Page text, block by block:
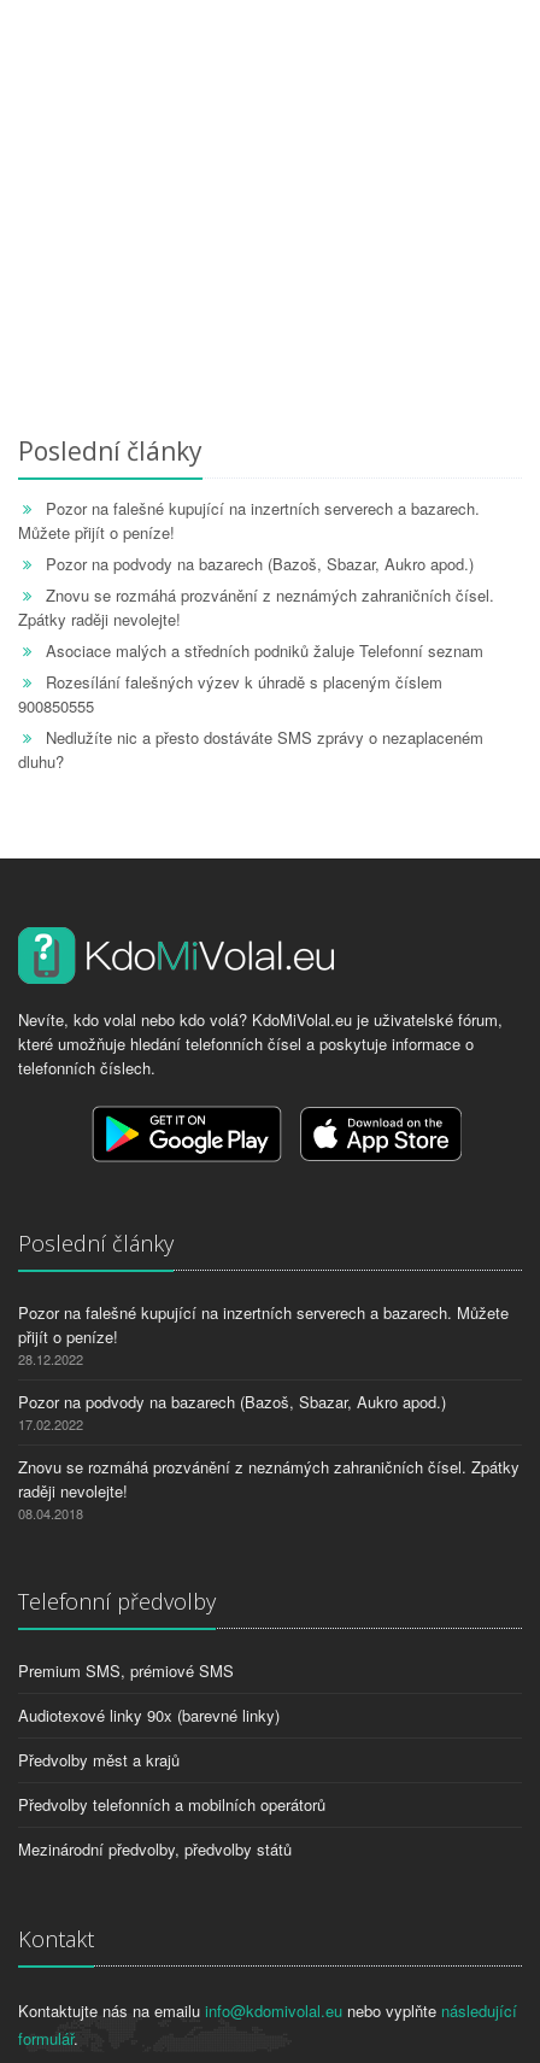
Poslední články
Pozor na falešné kupující na inzertních serverech a bazarech.
Můžete přijít o peníze!
Pozor na podvody na bazarech (Bazoš, Sbazar, Aukro apod.)
Znovu se rozmáhá prozvánění z neznámých zahraničních čísel.
Zpátky raději nevolejte!
Asociace malých a středních podniků žaluje Telefonní seznam
Rozesílání falešných výzev k úhradě s placeným číslem
900850555
Nedlužíte nic a přesto dostáváte SMS zprávy o nezaplaceném
dluhu?
Nevíte, kdo volal nebo kdo volá? KdoMiVolal.eu je uživatelské fórum,
které umožňuje hledání telefonních čísel a poskytuje informace o
telefonních číslech.
Poslední články
Pozor na falešné kupující na inzertních serverech a bazarech. Můžete
přijít o peníze!
28.12.2022
Pozor na podvody na bazarech (Bazoš, Sbazar, Aukro apod.)
17.02.2022
Znovu se rozmáhá prozvánění z neznámých zahraničních čísel. Zpátky
raději nevolejte!
08.04.2018
Telefonní předvolby
Premium SMS, prémiové SMS
Audiotexové linky 90x (barevné linky)
Předvolby měst a krajů
Předvolby telefonních a mobilních operátorů
Mezinárodní předvolby, předvolby států
Kontakt
Kontaktujte nás na emailu info@kdomivolal.eu nebo vyplňte následující
formulář.